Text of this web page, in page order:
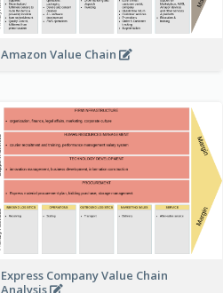
Amazon Value Chain
Express Company Value Chain
Analysis